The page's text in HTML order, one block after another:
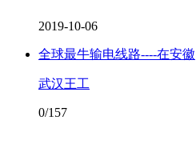
2019-10-06
全球最牛输电线路----在安徽
武汉王工
0/157